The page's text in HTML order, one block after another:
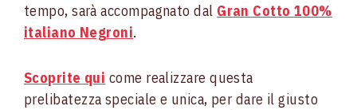
tempo, sarà accompagnato dal Gran Cotto 100%
italiano Negroni.
Scoprite qui come realizzare questa
prelibatezza speciale e unica, per dare il giusto